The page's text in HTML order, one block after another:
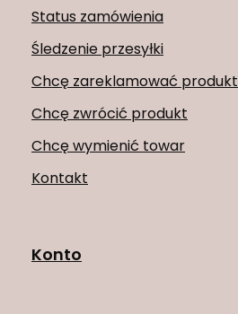
Status zamówienia
Śledzenie przesyłki
Chcę zareklamować produkt
Chcę zwrócić produkt
Chcę wymienić towar
Kontakt
Konto